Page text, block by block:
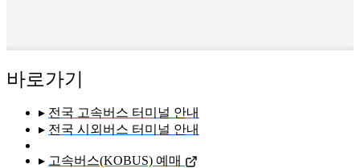
바로가기
▸ 전국 고속버스 터미널 안내
▸ 전국 시외버스 터미널 안내
▸ 고속버스(KOBUS) 예매